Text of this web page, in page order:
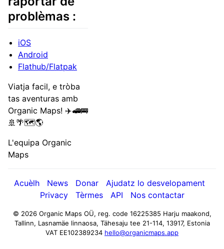
problèmas :
iOS
Android
Flathub/Flatpak
Viatja facil, e tròba
tas aventuras amb
Organic Maps! ✈️🚅🚌
🚢🌴🗺️🌎
L'equipa Organic
Maps
Acuèlh News Donar
Ajudatz lo desvelopament
Privacy
Tèrmes API Nos contactar
© 2026 Organic Maps OÜ, reg. code 16225385 Harju maakond,
Tallinn, Lasnamäe linnaosa, Tähesaju tee 21-114, 13917, Estonia
VAT EE102389234 hello@organicmaps.app